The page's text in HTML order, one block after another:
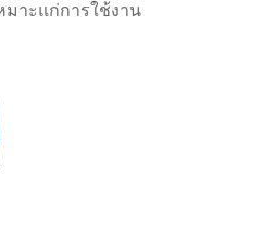
มาะแก่การใช้งาน